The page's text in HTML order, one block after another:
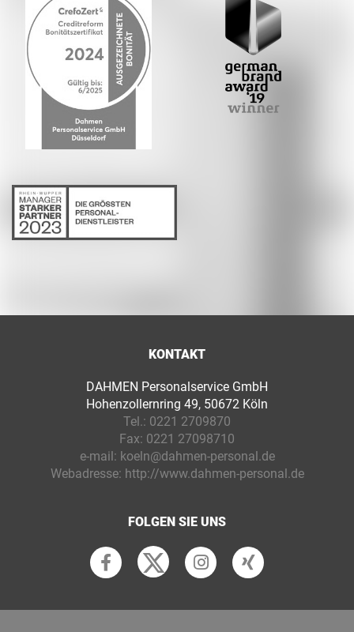
KONTAKT
DAHMEN Personalservice GmbH
Hohenzollernring 49, 50672 Köln
Tel.: 0221 2709870
Fax: 0221 27098710
e-mail: koeln@dahmen-personal.de
Webadresse: http://www.dahmen-personal.de
FOLGEN SIE UNS